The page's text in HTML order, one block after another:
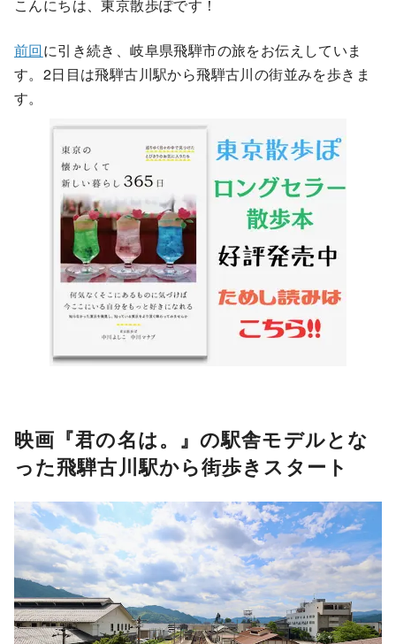
こんにちは、東京散歩ぽです！
前回に引き続き、岐阜県飛騨市の旅をお伝えしていま
す。2日目は飛騨古川駅から飛騨古川の街並みを歩きま
す。
映画『君の名は。』の駅舎モデルとな
った飛騨古川駅から街歩きスタート